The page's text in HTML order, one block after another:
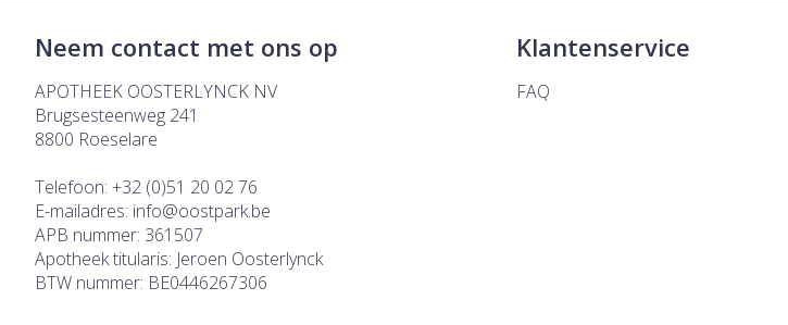
Neem contact met ons op
APOTHEEK OOSTERLYNCK NV
Brugsesteenweg 241
8800 Roeselare
Telefoon: +32 (0)51 20 02 76
E-mailadres: info@oostpark.be
APB nummer: 361507
Apotheek titularis: Jeroen Oosterlynck
BTW nummer: BE0446267306
Klantenservice
FAQ